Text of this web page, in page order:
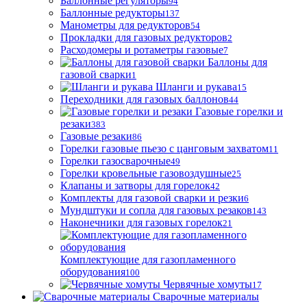
Баллонные редукторы137
Манометры для редукторов54
Прокладки для газовых редукторов2
Расходомеры и ротаметры газовые7
Баллоны для
газовой сварки1
Шланги и рукава15
Переходники для газовых баллонов44
Газовые горелки и
резаки383
Газовые резаки86
Горелки газовые пьезо с цанговым захватом11
Горелки газосварочные49
Горелки кровельные газовоздушные25
Клапаны и затворы для горелок42
Комплекты для газовой сварки и резки6
Мундштуки и сопла для газовых резаков143
Наконечники для газовых горелок21
Комплектующие для газопламенного
оборудования100
Червячные хомуты17
Сварочные материалы